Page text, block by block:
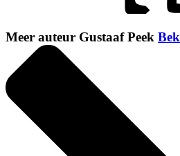
Meer auteur Gustaaf Peek